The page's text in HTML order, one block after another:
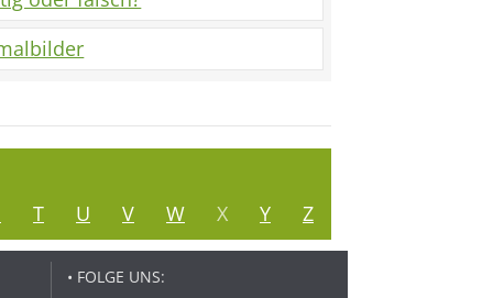
T U V W X Y Z
• FOLGE UNS: